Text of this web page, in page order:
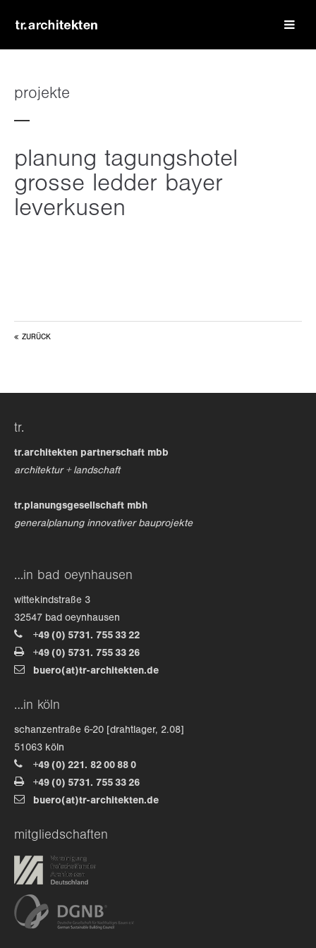
passwort
get in touch
376-293 city road, suite 600
san francisco, ca 94102
+44 1234 567 890
drop us a line
info@yourdomain.com
about us
lorem ipsum dolor sit amet, consectetuer
aenean commodo ligula eget dolor. aenean massa. cum
sociis natoque penatibus et magnis dis parturient
montes, nascetur ridiculus mus. donec quam felis,
ultricies nec.
projekte
planung tagungshotel
grosse ledder bayer
leverkusen
ZURÜCK
tr.
tr.architekten partnerschaft mbb
architektur + landschaft
tr.planungsgesellschaft mbh
generalplanung innovativer bauprojekte
…in bad oeynhausen
wittekindstraße 3
32547 bad oeynhausen
+49 (0) 5731. 755 33 22
+49 (0) 5731. 755 33 26
buero(at)tr-architekten.de
…in köln
schanzentraße 6-20 [drahtlager, 2.08]
51063 köln
+49 (0) 221. 82 00 88 0
+49 (0) 5731. 755 33 26
buero(at)tr-architekten.de
mitgliedschaften